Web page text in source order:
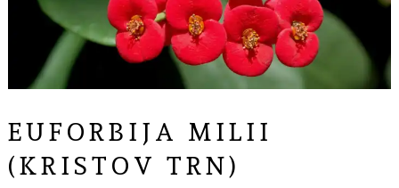
EUFORBIJA MILII
(KRISTOV TRN)